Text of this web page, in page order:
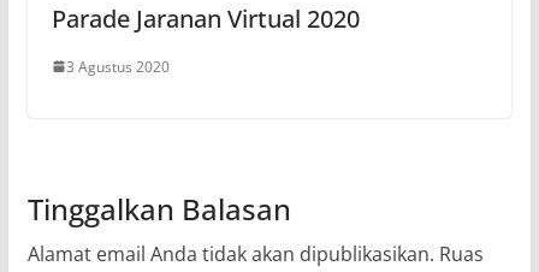
Parade Jaranan Virtual 2020
3 Agustus 2020
Tinggalkan Balasan
Alamat email Anda tidak akan dipublikasikan. Ruas